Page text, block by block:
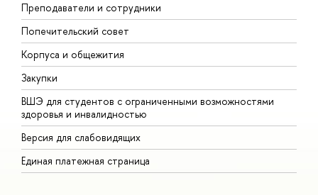
Преподаватели и сотрудники
Попечительский совет
Корпуса и общежития
Закупки
ВШЭ для студентов с ограниченными возможностями
здоровья и инвалидностью
Версия для слабовидящих
Единая платежная страница